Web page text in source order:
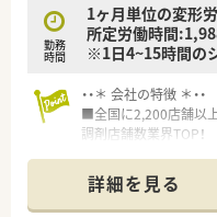
勤務
時間
1ヶ月単位の変形
所定労働時間
※1日4~15時間の
・・＊ 会社の特徴 ＊・・
■全国に2,200店舗以
調剤店舗数業界TOP！
頑張り次第で高給与も可
■経験や勤務コースに
半スタートと業界TOP
詳細を見る